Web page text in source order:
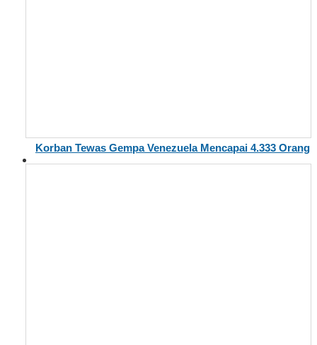
Korban Tewas Gempa Venezuela Mencapai 4.333 Orang